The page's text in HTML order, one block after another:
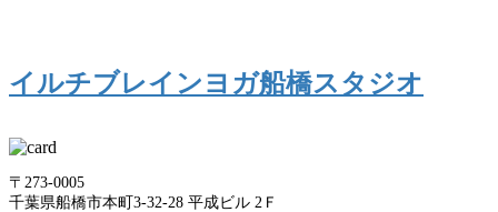
イルチブレインヨガ船橋スタジオ
〒273-0005
千葉県船橋市本町3-32-28 平成ビル 2Ｆ